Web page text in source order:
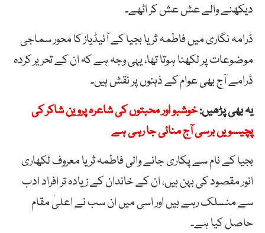
دیکھنے والے عش عش کر اٹھے۔
ڈرامہ نگاری میں فاطمہ ثریا بجیا کے آئیڈیاز کا محور سماجی
موضوعات پر لکھنا ہوتا تھا، یہی وجہ ہے کہ ان کے تحریر کردہ
ڈرامے آج بھی عوام کے ذہنوں پر نقش ہیں۔
یہ بھی پڑھیں:خوشبو اور محبتوں کی شاعرہ پروین شاکر کی
پچیسویں برسی آج منائی جا رہی ہے
بجیا کے نام سے پکاری جانے والی فاطمہ ثریا معروف لکھاری
انور مقصود کی بہن ہیں، ان کے خاندان کے زیادہ تر افراد ادب
سے منسلک رہے ہیں اور اسی میں ان سب نے اعلیٰ مقام
حاصل کیا ہے۔